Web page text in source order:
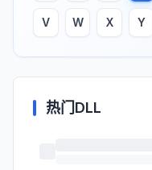
V W X Y
热门DLL